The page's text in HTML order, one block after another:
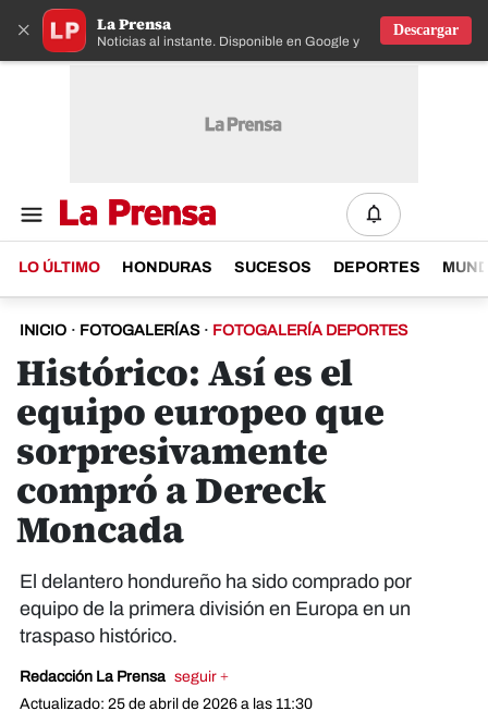
× La Prensa
Noticias al instante. Disponible en Google y IOS
Descargar
LO ÚLTIMO HONDURAS SUCESOS DEPORTES
INICIO · FOTOGALERÍAS · FOTOGALERÍA DEPORTES
Histórico: Así es el
equipo europeo que
sorpresivamente
compró a Dereck
Moncada
El delantero hondureño ha sido comprado por
equipo de la primera división en Europa en un
traspaso histórico.
Redacción La Prensa seguir +
Actualizado: 25 de abril de 2026 a las 11:30